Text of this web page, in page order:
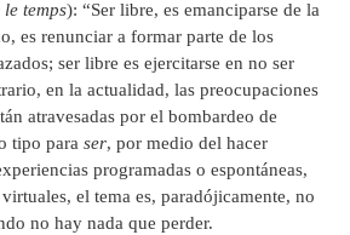
temps): “Ser libre, es emanciparse de la
es renunciar a formar parte de los
ser libre es ejercitarse en no ser
en la actualidad, las preocupaciones
atravesadas por el bombardeo de
tipo para ser, por medio del hacer
programadas o espontáneas,
el tema es, paradójicamente, no
no hay nada que perder.